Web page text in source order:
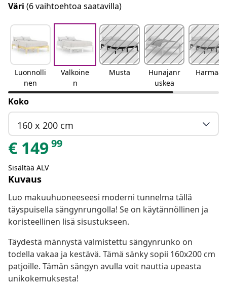
Väri (6 vaihtoehtoa saatavilla)
Luonnolli
nen
Valkoine
n
Musta
Hunajanr
uskea
Harmaa
Koko
160 x 200 cm
€ 14999
Sisältää ALV
Kuvaus
Luo makuuhuoneeseesi moderni tunnelma tällä
täyspuisella sängynrungolla! Se on käytännöllinen ja
koristeellinen lisä sisustukseen.
Täydestä männystä valmistettu sängynrunko on
todella vakaa ja kestävä. Tämä sänky sopii 160x200 cm
patjoille. Tämän sängyn avulla voit nauttia upeasta
unikokemuksesta!